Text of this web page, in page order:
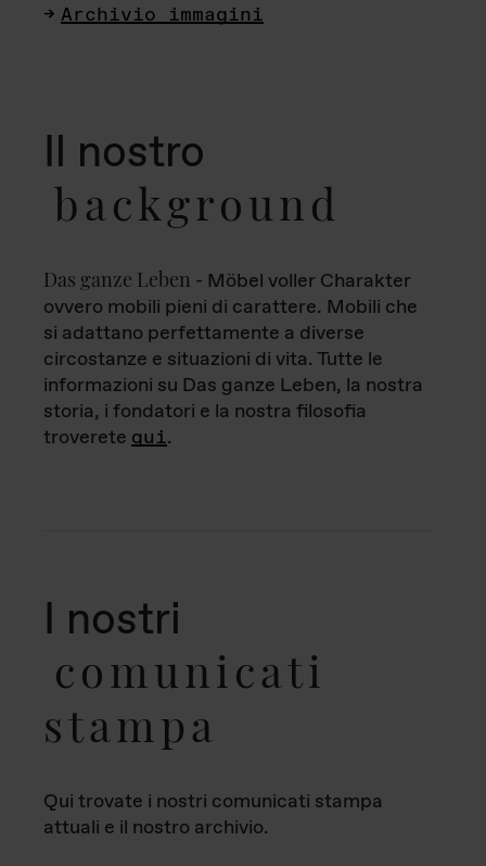
Archivio immagini
Il nostro
background
Das ganze Leben - Möbel voller Charakter
ovvero mobili pieni di carattere. Mobili che
si adattano perfettamente a diverse
circostanze e situazioni di vita. Tutte le
informazioni su Das ganze Leben, la nostra
storia, i fondatori e la nostra filosofia
troverete qui.
I nostri
comunicati
stampa
Qui trovate i nostri comunicati stampa
attuali e il nostro archivio.